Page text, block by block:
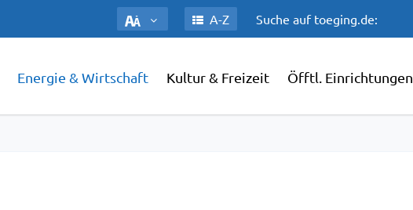
A-Z Suche auf toeging.de:
Energie & Wirtschaft Kultur & Freizeit Öfftl. Einrichtungen